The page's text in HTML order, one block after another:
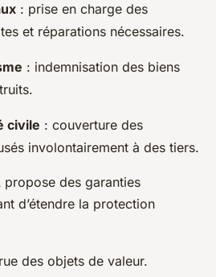
: prise en charge des
et réparations nécessaires.
: indemnisation des biens
civile : couverture des
involontairement à des tiers.
propose des garanties
d’étendre la protection
des objets de valeur.